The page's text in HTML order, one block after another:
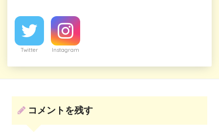
Twitter Instagram
コメントを残す